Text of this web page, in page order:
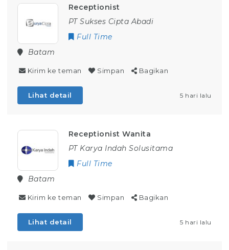
Receptionist
PT Sukses Cipta Abadi
Full Time
Batam
Kirim ke teman Simpan Bagikan
Lihat detail 5 hari lalu
Receptionist Wanita
PT Karya Indah Solusitama
Full Time
Batam
Kirim ke teman Simpan Bagikan
Lihat detail 5 hari lalu